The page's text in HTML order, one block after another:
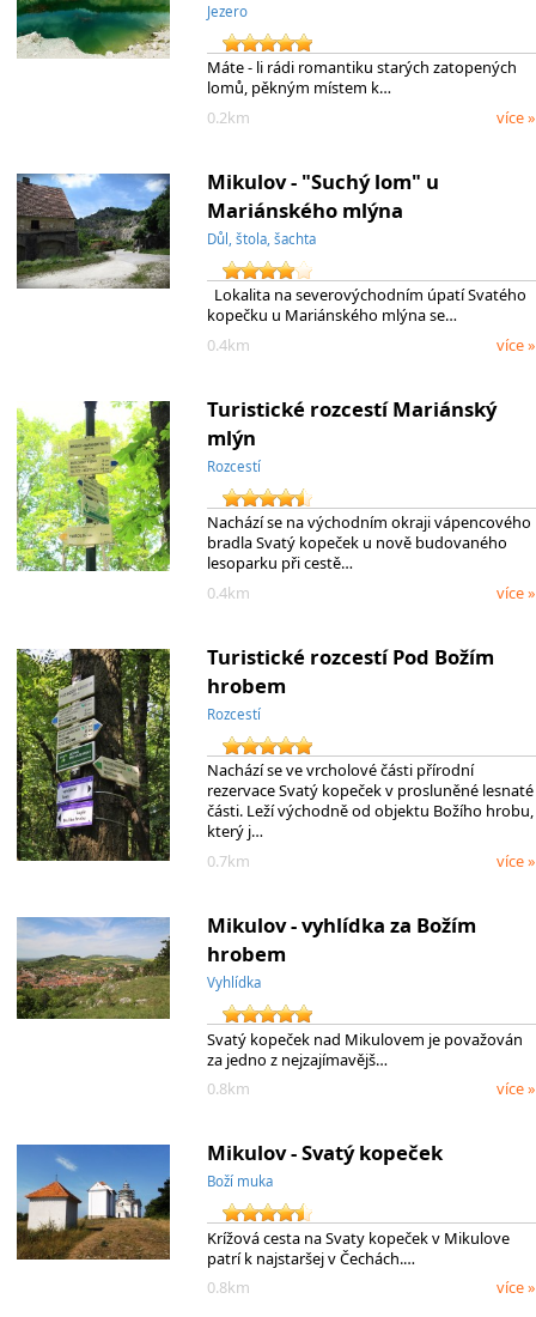
Jezero
Máte - li rádi romantiku starých zatopených
lomů, pěkným místem k…
0.2km
více »
Mikulov - "Suchý lom" u
Mariánského mlýna
Důl, štola, šachta
Lokalita na severovýchodním úpatí Svatého
kopečku u Mariánského mlýna se…
0.4km
více »
Turistické rozcestí Mariánský
mlýn
Rozcestí
Nachází se na východním okraji vápencového
bradla Svatý kopeček u nově budovaného
lesoparku při cestě…
0.4km
více »
Turistické rozcestí Pod Božím
hrobem
Rozcestí
Nachází se ve vrcholové části přírodní
rezervace Svatý kopeček v prosluněné lesnaté
části. Leží východně od objektu Božího hrobu,
který j…
0.7km
více »
Mikulov - vyhlídka za Božím
hrobem
Vyhlídka
Svatý kopeček nad Mikulovem je považován
za jedno z nejzajímavějš…
0.8km
více »
Mikulov - Svatý kopeček
Boží muka
Krížová cesta na Svaty kopeček v Mikulove
patrí k najstaršej v Čechách.…
0.8km
více »